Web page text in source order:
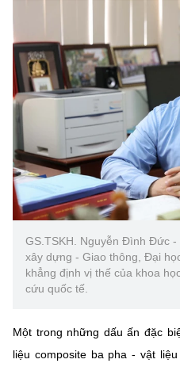
Năng lượng nguyên tử
Nhiệm vụ trọng tâm
Chọn ngôn ngữ
Vietnamese
BỘ KHOA HỌC
MINISTRY OF SCIENCE
Điều khoản sử dụng Theo dõi
Giám đốc Trung tâm Truyền
Liên hệ
GS.TSKH. Nguyễn Đình Đức
xây dựng - Giao thông, Đại
khẳng định vị thế của khoa
cứu quốc tế.
Một trong những dấu ấn đặc
liệu composite ba pha - vật